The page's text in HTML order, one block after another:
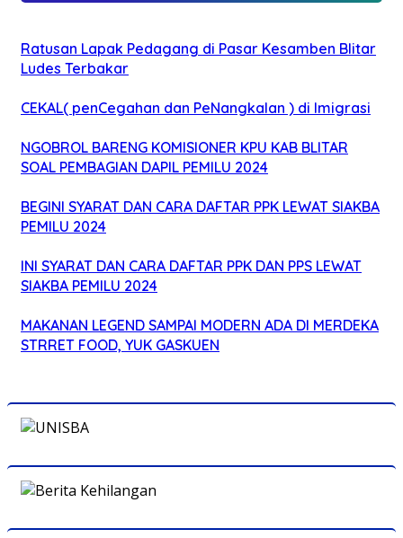
Ratusan Lapak Pedagang di Pasar Kesamben Blitar
Ludes Terbakar
CEKAL( penCegahan dan PeNangkalan ) di Imigrasi
NGOBROL BARENG KOMISIONER KPU KAB BLITAR
SOAL PEMBAGIAN DAPIL PEMILU 2024
BEGINI SYARAT DAN CARA DAFTAR PPK LEWAT SIAKBA
PEMILU 2024
INI SYARAT DAN CARA DAFTAR PPK DAN PPS LEWAT
SIAKBA PEMILU 2024
MAKANAN LEGEND SAMPAI MODERN ADA DI MERDEKA
STRRET FOOD, YUK GASKUEN